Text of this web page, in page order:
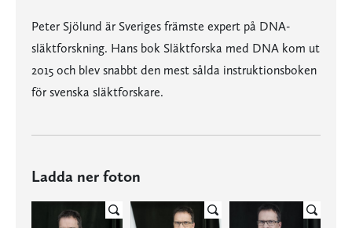
Peter Sjölund är Sveriges främste expert på DNA-
släktforskning. Hans bok Släktforska med DNA kom ut
2015 och blev snabbt den mest sålda instruktionsboken
för svenska släktforskare.
Ladda ner foton